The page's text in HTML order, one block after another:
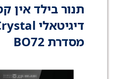
תנור בילד אין
מסדרת BO72